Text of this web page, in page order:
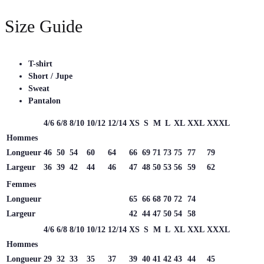
Size Guide
T-shirt
Short / Jupe
Sweat
Pantalon
4/6 6/8 8/10 10/12 12/14 XS S M L XL XXL XXXL
Hommes
Longueur 46 50 54 60 64 66 69 71 73 75 77
79
Largeur
36 39 42 44 46 47 48 50 53 56 59
62
Femmes
Longueur
65 66 68 70 72 74
Largeur
42 44 47 50 54 58
4/6 6/8 8/10 10/12 12/14 XS S M L XL XXL XXXL
Hommes
Longueur 29 32 33 35 37 39 40 41 42 43 44
45